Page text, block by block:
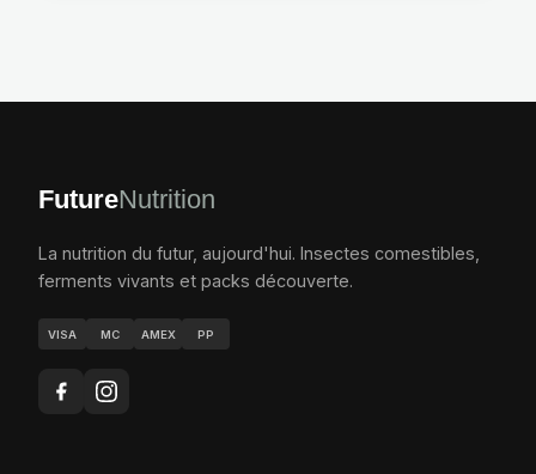
FutureNutrition
La nutrition du futur, aujourd'hui. Insectes comestibles,
ferments vivants et packs découverte.
VISA MC AMEX PP